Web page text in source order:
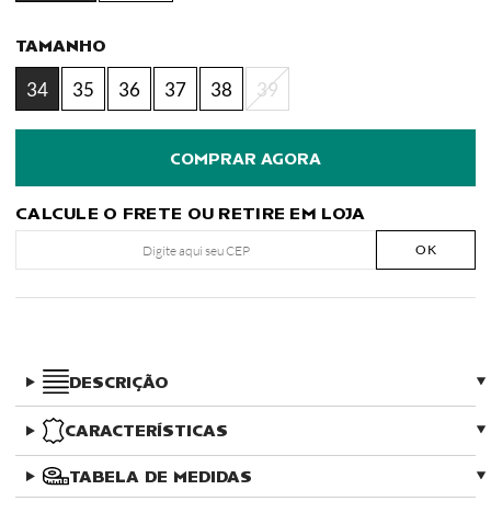
TAMANHO
34 35 36 37 38 39
CALCULE O FRETE OU RETIRE EM LOJA
OK
DESCRIÇÃO
CARACTERÍSTICAS
TABELA DE MEDIDAS